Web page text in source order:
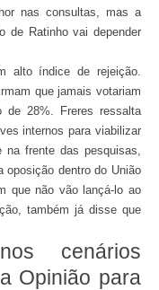
nas consultas, mas a
de Ratinho vai depender
alto índice de rejeição.
que jamais votariam
de 28%. Freres ressalta
internos para viabilizar
na frente das pesquisas,
oposição dentro do União
que não vão lançá-lo ao
também já disse que
cenários
Opinião para